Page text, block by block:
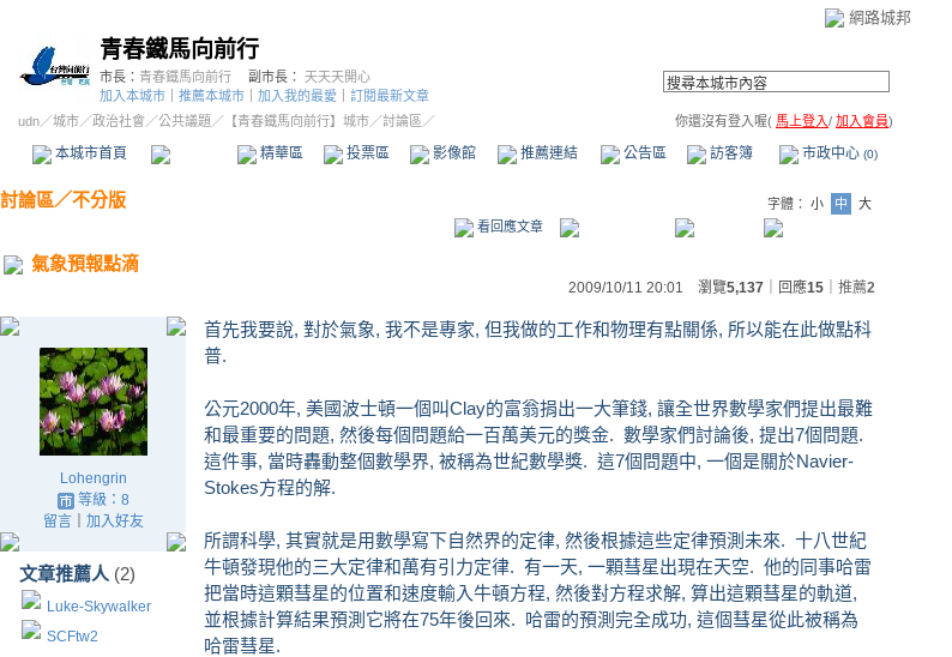
網路城邦
青春鐵馬向前行
市長： 青春鐵馬向前行 副市長： 天天天開心
加入本城市
推薦本城市 加入我的最愛
訂閱最新文章
udn／城市／政治社會 ／公共議題 ／ 【青春鐵馬向前行】城市／討論區／ 你還沒有登入喔( 馬上登入/ 加入會員)
本城市首頁 精華區 投票區 影像館 推薦連結 公告區 訪客簿 市政中心 (0)
討論區／不分版 字體： 小 中
大
看回應文章
氣象預報點滴
2009/10/11 20:01 瀏覽5,137 ｜回應15 推薦2
Lohengrin
等級：8
留言｜ 加入好友
文章推薦人 (2)
Luke-Skywalker
SCFtw2
首先我要說, 對於氣象, 我不是專家, 但我做的工作和物理有點關係, 所以能在此做點科
普.
公元2000年, 美國波士頓一個叫Clay的富翁捐出一大筆錢, 讓全世界數學家們提出最難
和最重要的問題, 然後每個問題給一百萬美元的獎金. 數學家們討論後, 提出7個問題.
這件事, 當時轟動整個數學界, 被稱為世紀數學獎. 這7個問題中, 一個是關於Navier-
Stokes方程的解.
所謂科學, 其實就是用數學寫下自然界的定律, 然後根據這些定律預測未來. 十八世紀
牛頓發現他的三大定律和萬有引力定律. 有一天, 一顆彗星出現在天空. 他的同事哈雷
把當時這顆彗星的位置和速度輸入牛頓方程, 然後對方程求解, 算出這顆彗星的軌道,
並根據計算結果預測它將在75年後回來. 哈雷的預測完全成功, 這個彗星從此被稱為
哈雷彗星.